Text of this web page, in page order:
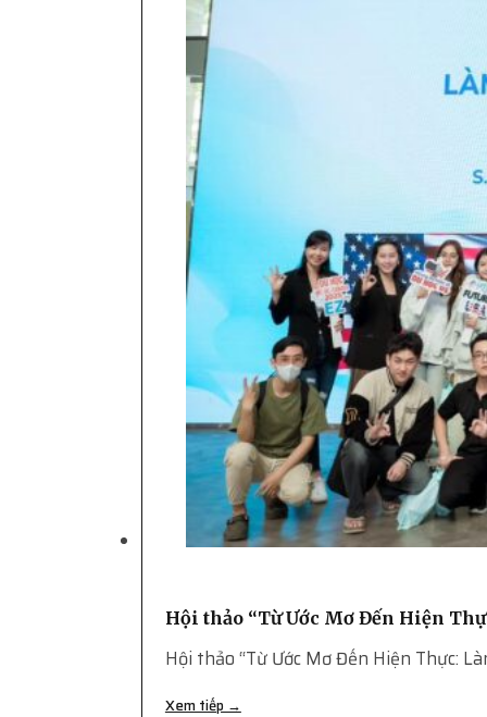
Hội thảo “Từ Ước Mơ Đến Hiện
Hội thảo “Từ Ước Mơ Đến Hiện Thực:
Xem tiếp →